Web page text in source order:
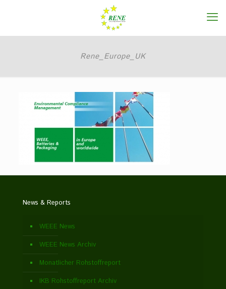
Rene_Europe_UK
News & Reports
WEEE News
WEEE News Archiv
Monatlicher Rohstoffreport
IKB Rohstoffreport Archiv